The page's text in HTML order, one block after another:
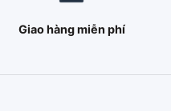
Giao hàng miễn phí